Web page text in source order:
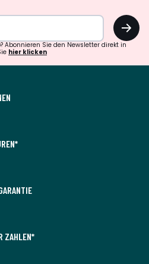
OK
Abonnieren Sie den Newsletter direkt in
hier klicken
ZAHLEN*